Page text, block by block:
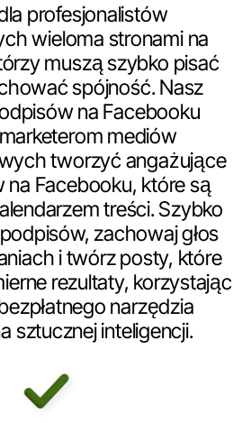
profesjonalistów
wieloma stronami na
muszą szybko pisać
spójność. Nasz
na Facebooku
mediów
tworzyć angażujące
na Facebooku, które są
treści. Szybko
zachowaj głos
i twórz posty, które
rezultaty, korzystając
narzędzia
sztucznej inteligencji.